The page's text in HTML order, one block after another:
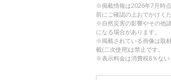
※掲載情報は2026年7月時
前にご確認の上おでかけくだ
※自然災害の影響やその他
になる場合があります。
※掲載されている画像は取
載(二次使用)は禁止です。
※表示料金は消費税8％ない